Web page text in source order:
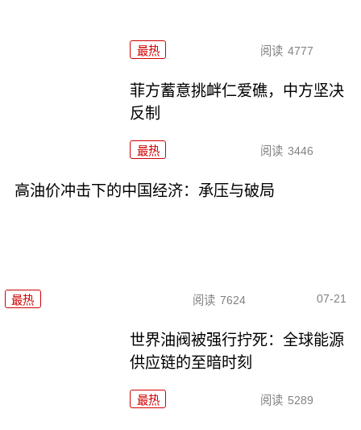
最热 阅读 4777
菲方蓄意挑衅仁爱礁，中方坚决
反制
最热 阅读 3446
高油价冲击下的中国经济：承压与破局
最热 阅读 7624 07-21
世界油阀被强行拧死：全球能源
供应链的至暗时刻
最热 阅读 5289